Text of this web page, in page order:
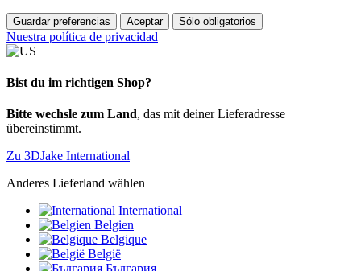
Guardar preferencias Aceptar Sólo obligatorios
Nuestra política de privacidad
Bist du im richtigen Shop?
Bitte wechsle zum Land, das mit deiner Lieferadresse
übereinstimmt.
Zu 3DJake International
Anderes Lieferland wählen
International
Belgien
Belgique
België
България